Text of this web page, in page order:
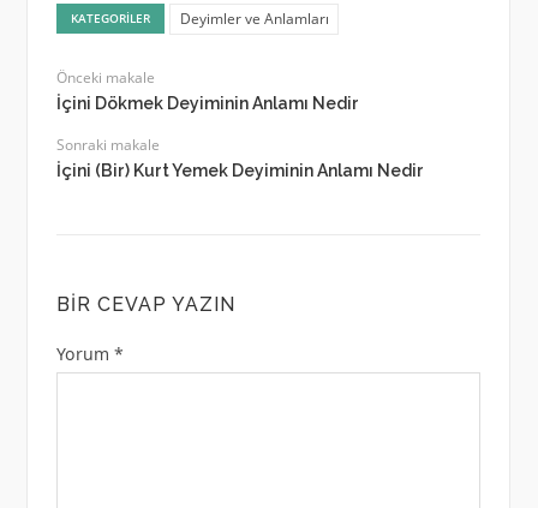
KATEGORILER Deyimler ve Anlamları
Önceki makale
İçini Dökmek Deyiminin Anlamı Nedir
Sonraki makale
İçini (Bir) Kurt Yemek Deyiminin Anlamı Nedir
BIR CEVAP YAZIN
Yorum *